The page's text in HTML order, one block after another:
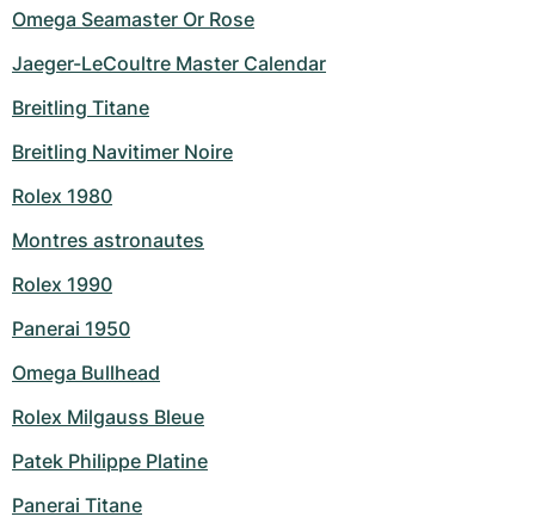
Omega Seamaster Or Rose
Jaeger-LeCoultre Master Calendar
Breitling Titane
Breitling Navitimer Noire
Rolex 1980
Montres astronautes
Rolex 1990
Panerai 1950
Omega Bullhead
Rolex Milgauss Bleue
Patek Philippe Platine
Panerai Titane